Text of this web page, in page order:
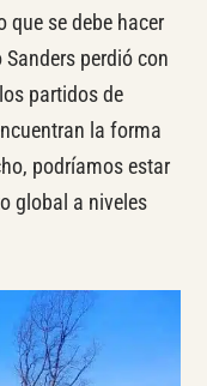
que se debe hacer
Sanders perdió con
partidos de
la forma
podríamos estar
global a niveles